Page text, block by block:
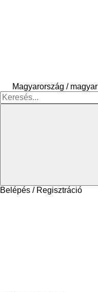
Magyarország / magyar
Belépés / Regisztráció